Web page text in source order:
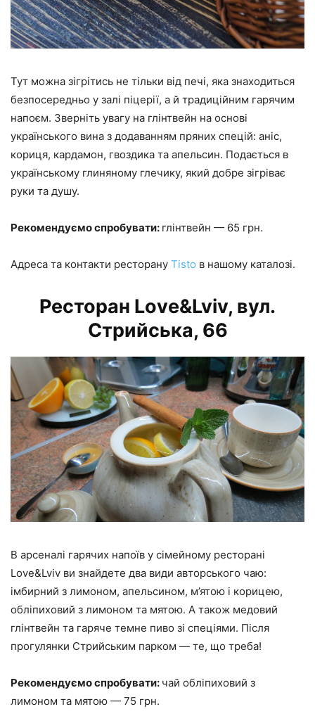
Тут можна зігрітись не тільки від печі, яка знаходиться
безпосередньо у залі піцерії, а й традиційним гарячим
напоєм. Зверніть увагу на глінтвейн на основі
українського вина з додаванням пряних спецій: аніс,
кориця, кардамон, гвоздика та апельсин. Подається в
українському глиняному глечику, який добре зігріває
руки та душу.
Рекомендуємо спробувати: глінтвейн — 65 грн.
Адреса та контакти ресторану Tisto в нашому каталозі.
Ресторан Love&Lviv, вул.
Стрийська, 66
В арсеналі гарячих напоїв у сімейному ресторані
Love&Lviv ви знайдете два види авторського чаю:
імбирний з лимоном, апельсином, м’ятою і корицею,
обліпиховий з лимоном та мятою. А також медовий
глінтвейн та гаряче темне пиво зі спеціями. Після
прогулянки Стрийським парком — те, що треба!
Рекомендуємо спробувати: чай обліпиховий з
лимоном та мятою — 75 грн.